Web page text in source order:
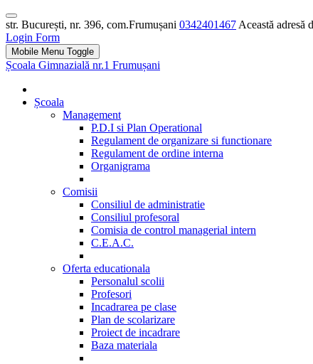
str. București, nr. 396, com.Frumușani 0342401467 Această adresă
Login Form
Mobile Menu Toggle
Școala Gimnazială nr.1 Frumușani
Școala
Management
P.D.I si Plan Operational
Regulament de organizare si functionare
Regulament de ordine interna
Organigrama
Comisii
Consiliul de administratie
Consiliul profesoral
Comisia de control managerial intern
C.E.A.C.
Oferta educationala
Personalul scolii
Profesori
Incadrarea pe clase
Plan de scolarizare
Proiect de incadrare
Baza materiala